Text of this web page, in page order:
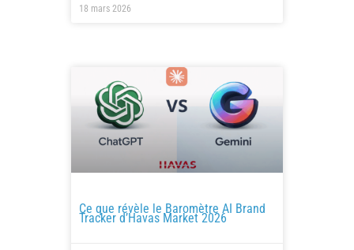
18 mars 2026
Ce que révèle le Baromètre AI Brand
Tracker d’Havas Market 2026